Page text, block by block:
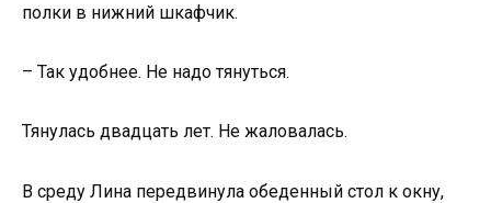
полки в нижний шкафчик.
– Так удобнее. Не надо тянуться.
Тянулась двадцать лет. Не жаловалась.
В среду Лина передвинула обеденный стол к окну,